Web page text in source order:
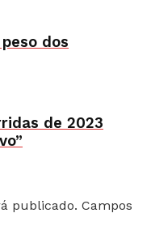
dos
de 2023
publicado. Campos